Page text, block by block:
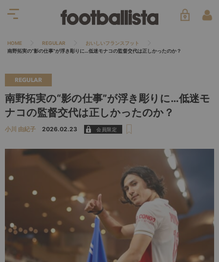
HOME REGULAR
おいしいフランスフット
南野拓実の“影の仕事”が浮き彫りに…低迷モナコの監督交代は正しかったのか？
REGULAR
南野拓実の“影の仕事”が浮き彫りに…低迷モ
ナコの監督交代は正しかったのか？
小川 由紀子 2026.02.23